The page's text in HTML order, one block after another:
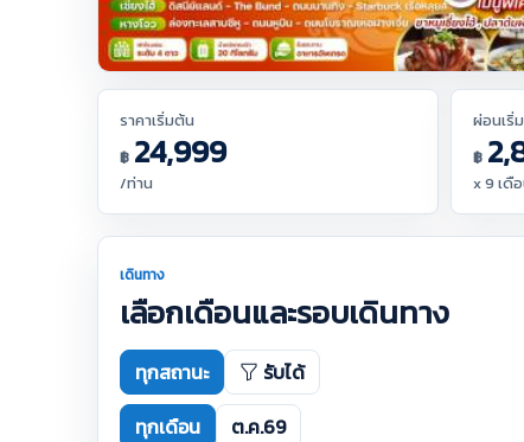
ราคาเริ่มต้น
฿ 24,999
/ท่าน
ผ่อนเริ่
฿
x 9 เดื
เดินทาง
เลือกเดือนและรอบเดินทาง
ทุกสถานะ
รับได้
ทุกเดือน
ต.ค.69